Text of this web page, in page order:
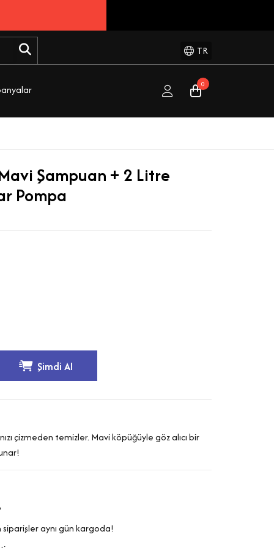
TR
0
Şampuan + 2 Litre
Pompa
Şimdi Al
çizmeden temizler. Mavi köpüğüyle göz alıcı bir
aynı gün kargoda!